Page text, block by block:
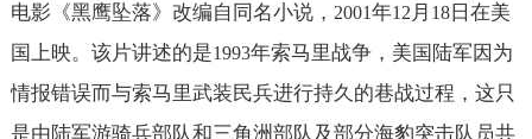
电影《黑鹰坠落》改编自同名小说， 2001年12月 18日在美
国上映。该片讲述的是1993年索马里战争，美国陆军因为
情报错误而与索马里武装民兵进行持久的巷战过程，这只
是由陆军游骑兵部队和三角洲部队及部分海豹突击队员共